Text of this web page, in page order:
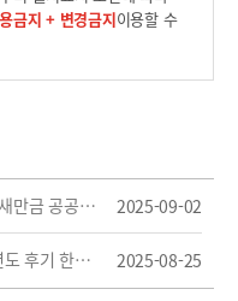
금지 + 변경금지이용할 수
최우수상 및 우수상 수상 2025-09-02
제’ 우수인재 선발 2025-08-25